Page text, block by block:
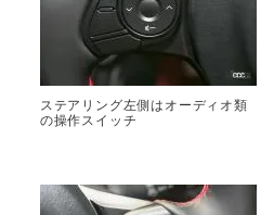
ステアリング左側はオーディオ類
の操作スイッチ